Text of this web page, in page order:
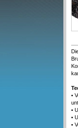
•
•
•
•